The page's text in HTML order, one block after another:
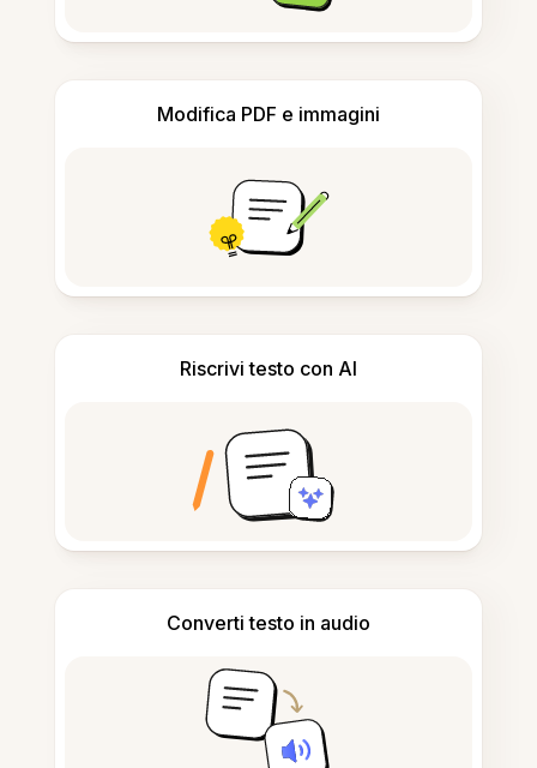
Modifica PDF e immagini
Riscrivi testo con AI
Converti testo in audio